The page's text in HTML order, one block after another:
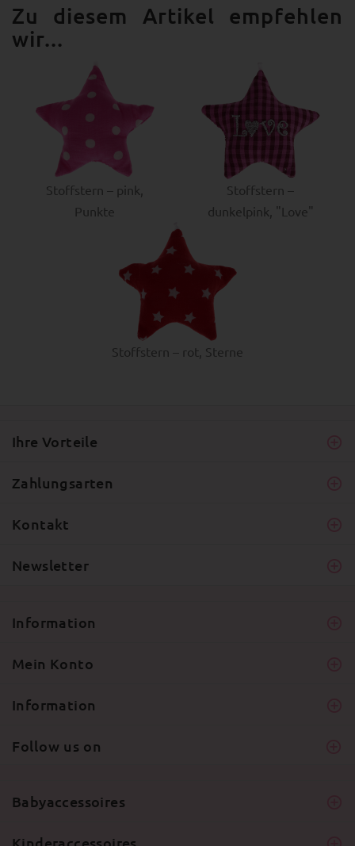
Zu diesem Artikel empfehlen
wir...
Stoffstern – pink,
Punkte
Stoffstern –
dunkelpink, "Love"
Stoffstern – rot, Sterne
Ihre Vorteile
Zahlungsarten
Kontakt
Newsletter
Information
Mein Konto
Information
Follow us on
Babyaccessoires
Kinderaccessoires